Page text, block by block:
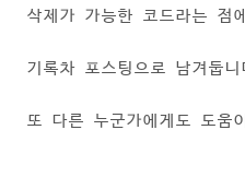
삭제가 가능한 코드라는 점
기록차 포스팅으로 남겨둡니
또 다른 누군가에게도 도움